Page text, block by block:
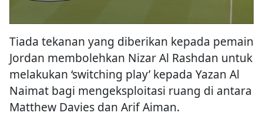
Tiada tekanan yang diberikan kepada pemain
Jordan membolehkan Nizar Al Rashdan untuk
melakukan ‘switching play’ kepada Yazan Al
Naimat bagi mengeksploitasi ruang di antara
Matthew Davies dan Arif Aiman.